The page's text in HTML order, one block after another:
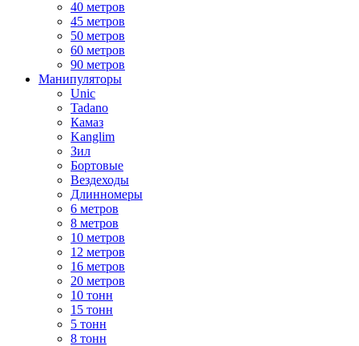
40 метров
45 метров
50 метров
60 метров
90 метров
Манипуляторы
Unic
Tadano
Камаз
Kanglim
Зил
Бортовые
Вездеходы
Длинномеры
6 метров
8 метров
10 метров
12 метров
16 метров
20 метров
10 тонн
15 тонн
5 тонн
8 тонн